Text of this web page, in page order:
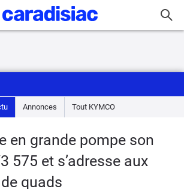
Annonces Tout KYMCO
en grande pompe son
575 et s’adresse aux
quads